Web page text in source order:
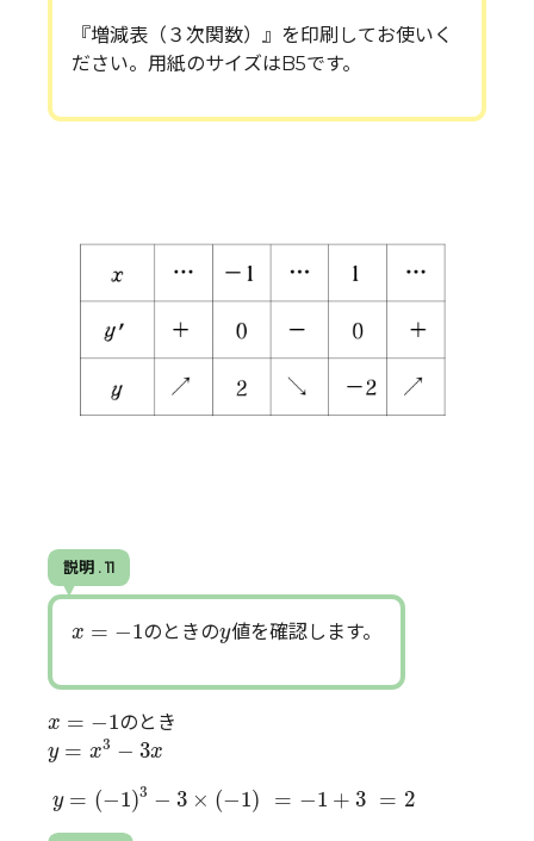
『増減表（３次関数）』を印刷してお使いく
ださい。用紙のサイズはB5です。
説明 . 11
x = −1
x のときのy
y値を確認します。
x = −1
x のとき
y = x3 − 3x
y −3 x
y = (−1)3 − 3 × (−1) = −1 + 3 = 2
y=( 3 × −1 3